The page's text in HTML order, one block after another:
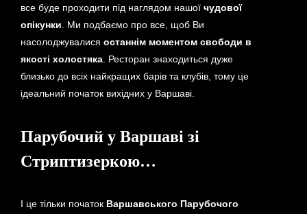
все буде проходити під наглядом нашої чудової
опікунки . Ми подбаємо про все, щоб Ви
насолоджувалися останнім моментом свободи в
якості холостяка. Ресторан знаходиться дуже
близько до всіх найкращих барів та клубів, тому це
ідеальний початок вихідних у Варшаві.
Парубочий у Варшаві зі
Стриптизеркою…
І це тільки початокВаршавського Парубочого